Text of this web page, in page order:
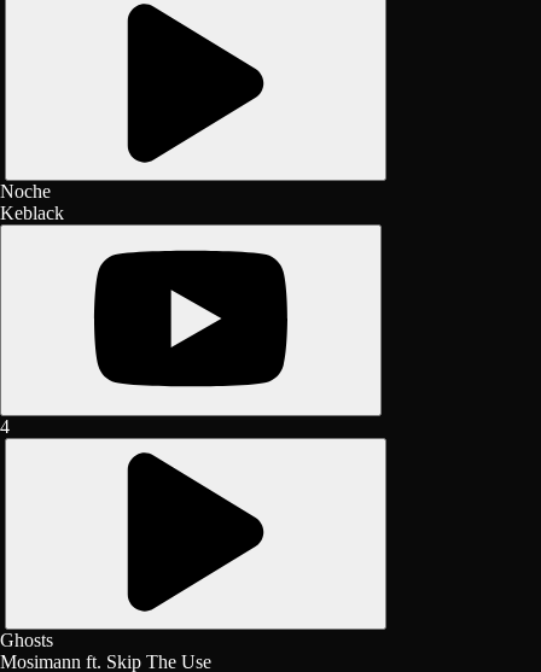
Noche
Keblack
4
Ghosts
Mosimann ft. Skip The Use